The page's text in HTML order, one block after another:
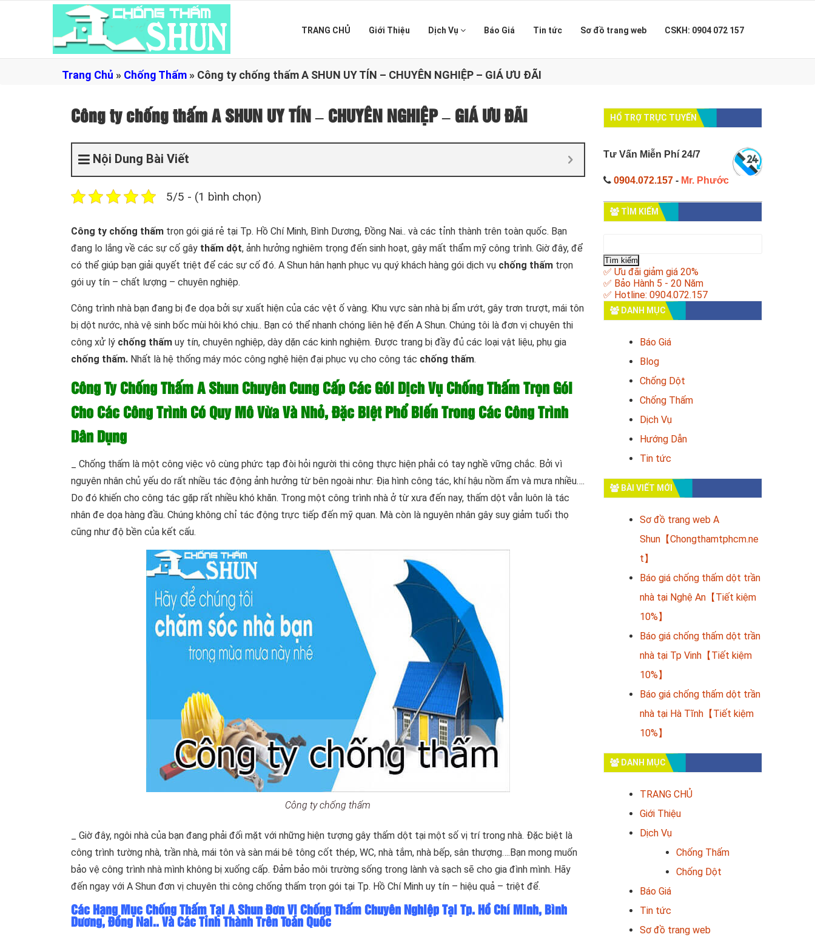
TRANG CHỦ Giới Thiệu Dịch Vụ Báo Giá Tin tức Sơ đồ trang web CSKH: 0904 072 157
Trang Chủ » Chống Thấm » Công ty chống thấm A SHUN UY TÍN – CHUYÊN NGHIỆP – GIÁ ƯU ĐÃI
Công ty chống thấm A SHUN UY TÍN – CHUYÊN NGHIỆP – GIÁ ƯU ĐÃI
Nội Dung Bài Viết
5/5 - (1 bình chọn)
Công ty chống thấm trọn gói giá rẻ tại Tp. Hồ Chí Minh, Bình Dương, Đồng Nai.. và các tỉnh thành trên toàn quốc. Bạn
đang lo lắng về các sự cố gây thấm dột, ảnh hưởng nghiêm trọng đến sinh hoạt, gây mất thẩm mỹ công trình. Giờ đây, để
có thể giúp bạn giải quyết triệt để các sự cố đó. A Shun hân hạnh phục vụ quý khách hàng gói dịch vụ chống thấm trọn
gói uy tín – chất lượng – chuyên nghiệp.
Công trình nhà bạn đang bị đe dọa bởi sự xuất hiện của các vệt ố vàng. Khu vực sàn nhà bị ẩm ướt, gây trơn trượt, mái tôn
bị dột nước, nhà vệ sinh bốc mùi hôi khó chịu.. Bạn có thể nhanh chóng liên hệ đến A Shun. Chúng tôi là đơn vị chuyên thi
công xử lý chống thấm uy tín, chuyên nghiệp, dày dặn các kinh nghiệm. Được trang bị đầy đủ các loại vật liệu, phụ gia
chống thấm. Nhất là hệ thống máy móc công nghệ hiện đại phục vụ cho công tác chống thấm.
Công Ty Chống Thấm A Shun Chuyên Cung Cấp Các Gói Dịch Vụ Chống Thấm Trọn Gói
Cho Các Công Trình Có Quy Mô Vừa Và Nhỏ, Đặc Biệt Phổ Biến Trong Các Công Trình
Dân Dụng
_ Chống thấm là một công việc vô cùng phức tạp đòi hỏi người thi công thực hiện phải có tay nghề vững chắc. Bởi vì
nguyên nhân chủ yếu do rất nhiều tác động ảnh hưởng từ bên ngoài như: Địa hình công tác, khí hậu nồm ẩm và mưa nhiều….
Do đó khiến cho công tác gặp rất nhiều khó khăn. Trong một công trình nhà ở từ xưa đến nay, thấm dột vẫn luôn là tác
nhân đe dọa hàng đầu. Chúng không chỉ tác động trực tiếp đến mỹ quan. Mà còn là nguyên nhân gây suy giảm tuổi thọ
cũng như độ bền của kết cấu.
Công ty chống thấm
_ Giờ đây, ngôi nhà của bạn đang phải đối mặt với những hiện tượng gây thấm dột tại một số vị trí trong nhà. Đặc biệt là
công trình tường nhà, trần nhà, mái tôn và sàn mái bê tông cốt thép, WC, nhà tắm, nhà bếp, sân thượng….Bạn mong muốn
bảo vệ công trình nhà mình không bị xuống cấp. Đảm bảo môi trường sống trong lành và sạch sẽ cho gia đình mình. Hãy
đến ngay với A Shun đơn vị chuyên thi công chống thấm trọn gói tại Tp. Hồ Chí Minh uy tín – hiệu quả – triệt để.
Các Hạng Mục Chống Thấm Tại A Shun Đơn Vị Chống Thấm Chuyên Nghiệp Tại Tp. Hồ Chí Minh, Bình
Dương, Đồng Nai.. Và Các Tỉnh Thành Trên Toàn Quốc
HỔ TRỢ TRỰC TUYẾN
Tư Vấn Miễn Phí 24/7
0904.072.157- Mr. Phước
TÌM KIẾM
cho:
✅ Ưu đãi giảm giá 20%
✅ Bảo Hành 5 - 20 Năm
✅ Hotline: 0904.072.157
DANH MỤC
Báo Giá
Blog
Chống Dột
Chống Thấm
Dịch Vụ
Hướng Dẫn
Tin tức
BÀI VIẾT MỚI
Sơ đồ trang web A
Shun【Chongthamtphcm.ne
t】
Báo giá chống thấm dột trần
nhà tại Nghệ An【Tiết kiệm
10%】
Báo giá chống thấm dột trần
nhà tại Tp Vinh【Tiết kiệm
10%】
Báo giá chống thấm dột trần
nhà tại Hà Tĩnh【Tiết kiệm
10%】
DANH MỤC
TRANG CHỦ
Giới Thiệu
Dịch Vụ
Chống Thấm
Chống Dột
Báo Giá
Tin tức
Sơ đồ trang web